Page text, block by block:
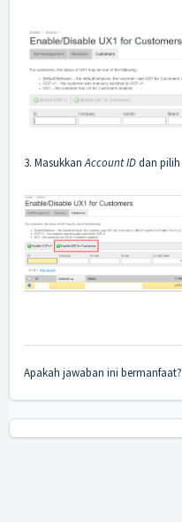
3. MasukkanAccount IDdan pilih
Apakah jawaban ini bermanfaat?